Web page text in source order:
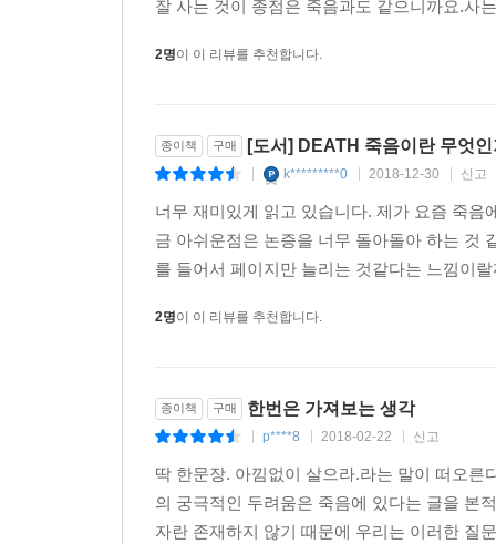
―죽음의 본질에 관하여
―죽음에 관한 두 가지 놀라운 주장
우리 주변에 널리 퍼져 있는 죽음에 대한 잘못된
모두 홀로 죽는다”는 명제다. 지금 이 순간 살아
통해 이 속에는 그 어떤 심오한 진리도 담겨 있지
―죽음은 나쁜 것인가
여기서부터 케이건 교수는 본격적으로 죽음의
잘 사는 것이 종점은 죽음과도 같으니까요.사
2명이 이 리뷰를 추천합니다.
종이책 구매 [도서] DEATH 죽음이란 무엇인
k*********0 2018-12-30 신고
너무 재미있게 읽고 있습니다. 제가 요즘 죽
금 아쉬운점은 논증을 너무 돌아돌아 하는 것
를 들어서 페이지만 늘리는 것같다는 느낌이
2명이 이 리뷰를 추천합니다.
종이책 구매 한번은 가져보는 생각
p****8 2018-02-22 신고
딱 한문장. 아낌없이 살으라.라는 말이 떠오
의 궁극적인 두려움은 죽음에 있다는 글을 본
자란 존재하지 않기 때문에 우리는 이러한 질